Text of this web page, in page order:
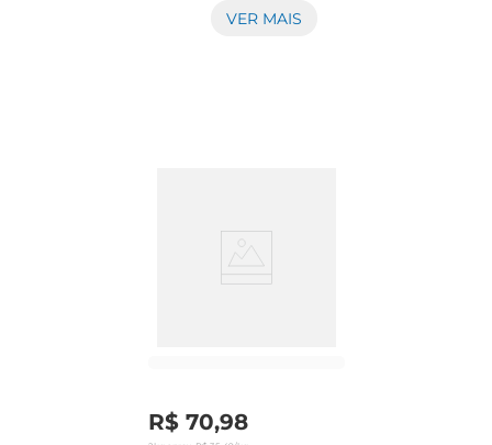
ensopados. A qualidade da carne suína Seara
acompanhamentos frescos ou até mesmo em
necessário, garantindo que sempre tenhauma
VER MAIS
R$ 70,98